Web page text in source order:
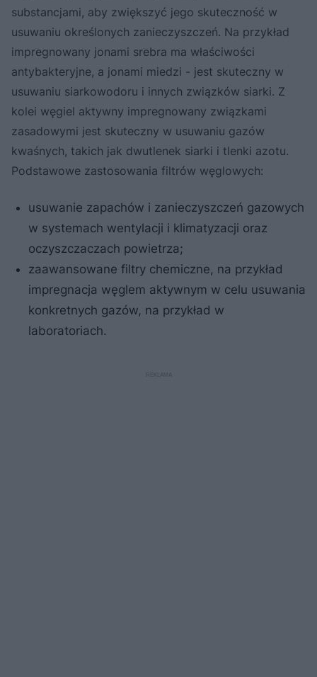
substancjami, aby zwiększyć jego skuteczność w
usuwaniu określonych zanieczyszczeń. Na przykład
impregnowany jonami srebra ma właściwości
antybakteryjne, a jonami miedzi - jest skuteczny w
usuwaniu siarkowodoru i innych związków siarki. Z
kolei węgiel aktywny impregnowany związkami
zasadowymi jest skuteczny w usuwaniu gazów
kwaśnych, takich jak dwutlenek siarki i tlenki azotu.
Podstawowe zastosowania filtrów węglowych:
usuwanie zapachów i zanieczyszczeń gazowych
w systemach wentylacji i klimatyzacji oraz
oczyszczaczach powietrza;
zaawansowane filtry chemiczne, na przykład
impregnacja węglem aktywnym w celu usuwania
konkretnych gazów, na przykład w
laboratoriach.